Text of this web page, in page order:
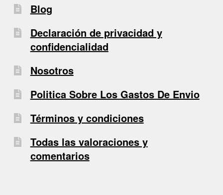
Blog
Declaración de privacidad y
confidencialidad
Nosotros
Politica Sobre Los Gastos De Envio
Términos y condiciones
Todas las valoraciones y
comentarios